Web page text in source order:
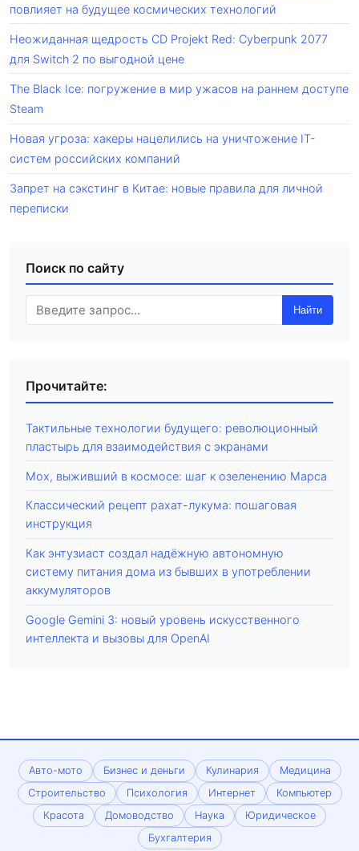
повлияет на будущее космических технологий
Неожиданная щедрость CD Projekt Red: Cyberpunk 2077
для Switch 2 по выгодной цене
The Black Ice: погружение в мир ужасов на раннем доступе
Steam
Новая угроза: хакеры нацелились на уничтожение IT-
систем российских компаний
Запрет на сэкстинг в Китае: новые правила для личной
переписки
Поиск по сайту
Найти
Прочитайте:
Тактильные технологии будущего: революционный
пластырь для взаимодействия с экранами
Мох, выживший в космосе: шаг к озеленению Марса
Классический рецепт рахат-лукума: пошаговая
инструкция
Как энтузиаст создал надёжную автономную
систему питания дома из бывших в употреблении
аккумуляторов
Google Gemini 3: новый уровень искусственного
интеллекта и вызовы для OpenAI
Авто-мото Бизнес и деньги Кулинария
Медицина
Строительство
Психология Интернет
Компьютер
Красота
Домоводство Наука
Юридическое
Бухгалтерия